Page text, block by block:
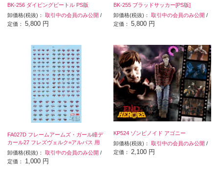
BK-256 ダイビングビートル PS版
卸価格(税抜)： 取引中の会員のみ公開 /
定価： 5,800 円
BK-255 ブラッドサッカー[PS版]
卸価格(税抜)：取引中の会員のみ公開 /
定価：5,800 円
FA027D フレームアームズ・ガール瞳デ
カール27 フレズヴェルク=アルバス 用
卸価格(税抜)： 取引中の会員のみ公開 /
定価： 1,000 円
KP524 ゾンビノイド アゴニー
卸価格(税抜)：取引中の会員のみ公開 /
定価： 2,100 円